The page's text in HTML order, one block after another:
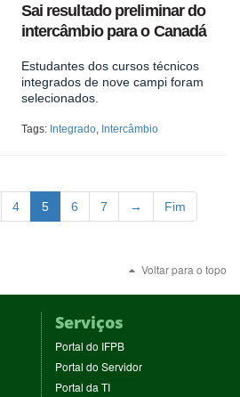
Sai resultado preliminar do
intercâmbio para o Canadá
Estudantes dos cursos técnicos
integrados de nove campi foram
selecionados.
Tags: Integrado, Intercâmbio
4 5 6 7 → Fim
Voltar para o topo
Serviços
Portal do IFPB(abre
em
nova
Portal do Servidor(abre
Portal da TI(abre